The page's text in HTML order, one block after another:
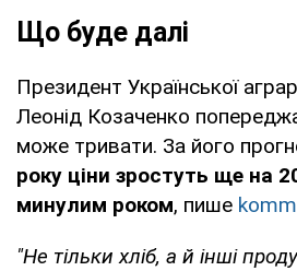
Що буде далі
Президент Української
Леонід Козаченко
може тривати. За його
року ціни зростуть ще на
минулим роком, пише
"Не тільки хліб, а й інші